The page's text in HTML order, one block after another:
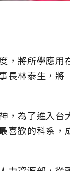
，將所學應用
長林泰生，將
，為了進入
喜歡的科系